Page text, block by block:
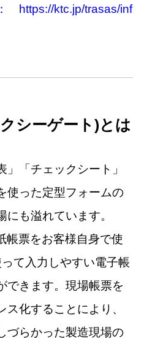
https://ktc.jp/trasas/inf
シーゲート)とは
」「チェックシート」
使った定型フォームの
も溢れています。
帳票をお客様自身で使
て入力しやすい電子帳
できます。現場帳票を
ス化することにより、
づらかった製造現場の